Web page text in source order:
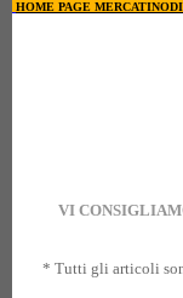
HOME PAGE
VI
* Tutti gli articoli